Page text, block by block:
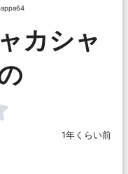
カシャ
1年くらい前